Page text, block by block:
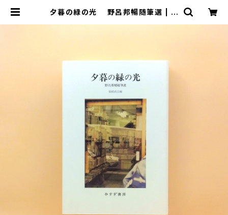
夕暮の緑の光 野呂邦暢随筆選 | ま